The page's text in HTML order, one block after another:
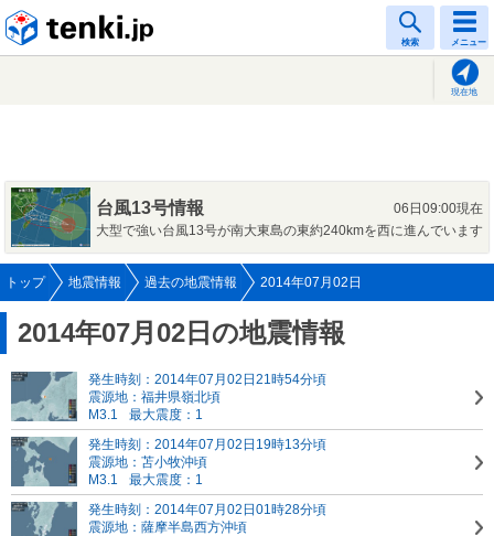
検索 メニュー
現在地
台風13号情報
06日09:00現在
大型で強い台風13号が南大東島の東約240kmを西に進んでいます
トップ 地震情報 過去の地震情報 2014年07月02日
2014年07月02日の地震情報
発生時刻：2014年07月02日21時54分頃
震源地：福井県嶺北頃
M3.1
最大震度：1
発生時刻：2014年07月02日19時13分頃
震源地：苫小牧沖頃
M3.1
最大震度：1
発生時刻：2014年07月02日01時28分頃
震源地：薩摩半島西方沖頃